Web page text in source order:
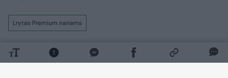
Lrytas Premium nariams
Ryte vos pašokus iš lovos – puodelis
drungno vandens. Ar tai naudingas